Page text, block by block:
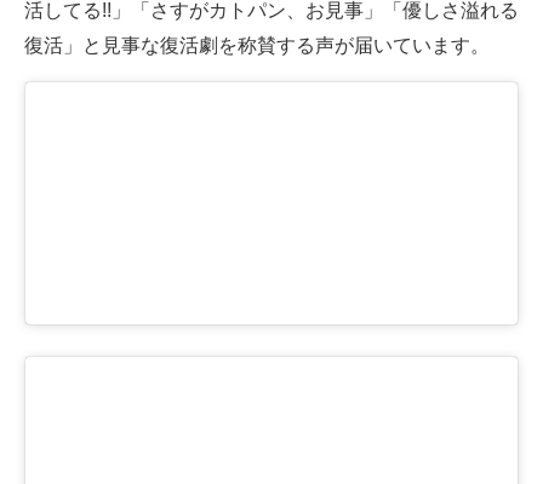
活してる!!」「さすがカトパン、お見事」「優しさ溢れる
復活」と見事な復活劇を称賛する声が届いています。